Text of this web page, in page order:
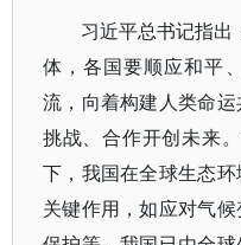
习近平总书记指出
体，各国要顺应和平
流，向着构建人类命
挑战、合作开创未来
下，我国在全球生态
关键作用，如应对气